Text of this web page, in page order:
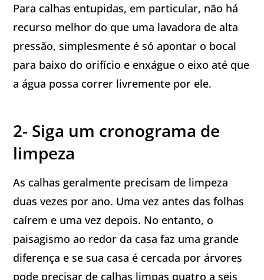
Para calhas entupidas, em particular, não há
recurso melhor do que uma lavadora de alta
pressão, simplesmente é só apontar o bocal
para baixo do orifício e enxágue o eixo até que
a água possa correr livremente por ele.
2- Siga um cronograma de
limpeza
As calhas geralmente precisam de limpeza
duas vezes por ano. Uma vez antes das folhas
caírem e uma vez depois. No entanto, o
paisagismo ao redor da casa faz uma grande
diferença e se sua casa é cercada por árvores
pode precisar de calhas limpas quatro a seis